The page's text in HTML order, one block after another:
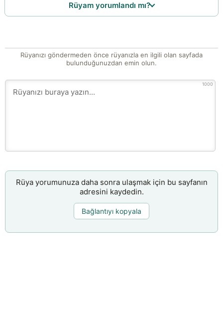
Rüyam yorumlandı mı?
Rüyanızı göndermeden önce rüyanızla en ilgili olan sayfada
bulunduğunuzdan emin olun.
1000
Rüya yorumunuza daha sonra ulaşmak için bu sayfanın
adresini kaydedin.
Bağlantıyı kopyala